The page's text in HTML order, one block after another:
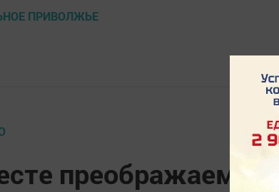
ПРИВОЛЖЬЕ
преображаем